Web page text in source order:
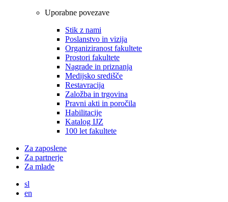
Uporabne povezave
Stik z nami
Poslanstvo in vizija
Organiziranost fakultete
Prostori fakultete
Nagrade in priznanja
Medijsko središče
Restavracija
Založba in trgovina
Pravni akti in poročila
Habilitacije
Katalog IJZ
100 let fakultete
Za zaposlene
Za partnerje
Za mlade
sl
en